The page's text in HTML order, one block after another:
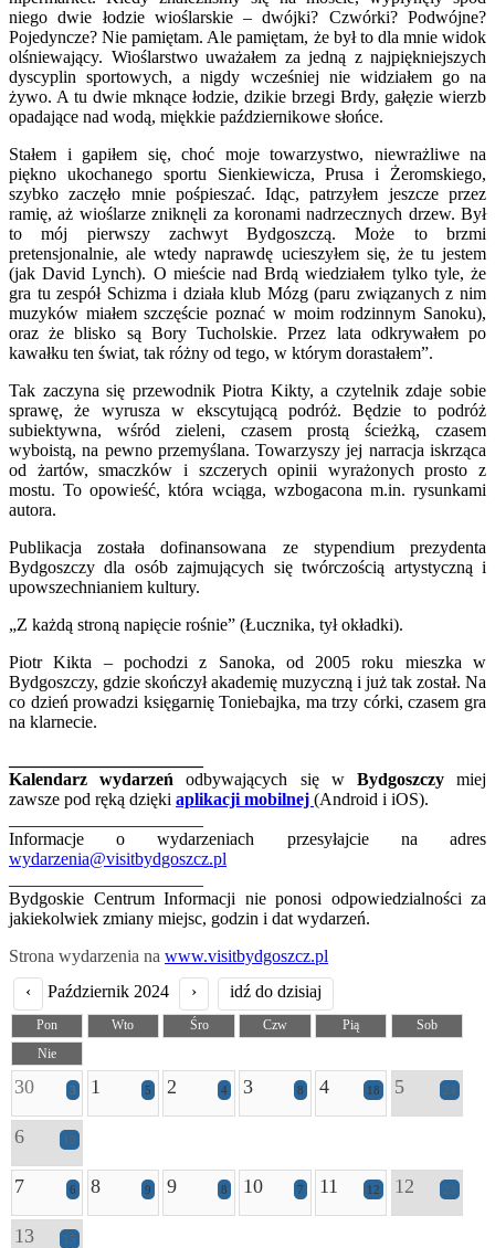
niego dwie łodzie wioślarskie – dwójki? Czwórki? Podwójne?
Pojedyncze? Nie pamiętam. Ale pamiętam, że był to dla mnie widok
olśniewający. Wioślarstwo uważałem za jedną z najpiękniejszych
dyscyplin sportowych, a nigdy wcześniej nie widziałem go na
żywo. A tu dwie mknące łodzie, dzikie brzegi Brdy, gałęzie wierzb
opadające nad wodą, miękkie październikowe słońce.
Stałem i gapiłem się, choć moje towarzystwo, niewrażliwe na
piękno ukochanego sportu Sienkiewicza, Prusa i Żeromskiego,
szybko zaczęło mnie pośpieszać. Idąc, patrzyłem jeszcze przez
ramię, aż wioślarze zniknęli za koronami nadrzecznych drzew. Był
to mój pierwszy zachwyt Bydgoszczą. Może to brzmi
pretensjonalnie, ale wtedy naprawdę ucieszyłem się, że tu jestem
(jak David Lynch). O mieście nad Brdą wiedziałem tylko tyle, że
gra tu zespół Schizma i działa klub Mózg (paru związanych z nim
muzyków miałem szczęście poznać w moim rodzinnym Sanoku),
oraz że blisko są Bory Tucholskie. Przez lata odkrywałem po
kawałku ten świat, tak różny od tego, w którym dorastałem”.
Tak zaczyna się przewodnik Piotra Kikty, a czytelnik zdaje sobie
sprawę, że wyrusza w ekscytującą podróż. Będzie to podróż
subiektywna, wśród zieleni, czasem prostą ścieżką, czasem
wyboistą, na pewno przemyślana. Towarzyszy jej narracja iskrząca
od żartów, smaczków i szczerych opinii wyrażonych prosto z
mostu. To opowieść, która wciąga, wzbogacona m.in. rysunkami
autora.
Publikacja została dofinansowana ze stypendium prezydenta
Bydgoszczy dla osób zajmujących się twórczością artystyczną i
upowszechnianiem kultury.
„Z każdą stroną napięcie rośnie” (Łucznika, tył okładki).
Piotr Kikta – pochodzi z Sanoka, od 2005 roku mieszka w
Bydgoszczy, gdzie skończył akademię muzyczną i już tak został. Na
co dzień prowadzi księgarnię Toniebajka, ma trzy córki, czasem gra
na klarnecie.
Kalendarz wydarzeńodbywających się w Bydgoszczymiej
zawsze pod ręką dzięki aplikacji mobilnej (Android i iOS).
Informacje o wydarzeniach przesyłajcie na adres
wydarzenia@visitbydgoszcz.pl
Bydgoskie Centrum Informacji nie ponosi odpowiedzialności za
jakiekolwiek zmiany miejsc, godzin i dat wydarzeń.
Strona wydarzenia na www.visitbydgoszcz.pl
‹
Październik 2024 › idź do dzisiaj
Pon Wto Śro Czw Pią
Sob
Nie
30 3 1 5 2 4 3 8 4 18 5 24
6 10
7 6 8 9 9 8 10 7 11 12 12 23
13 15